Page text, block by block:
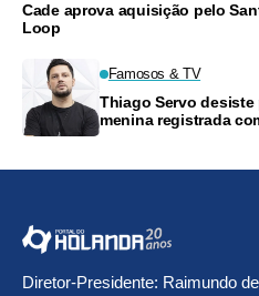
Cade aprova aquisição pelo
Loop
Famosos & TV
Thiago Servo
menina registrada
Diretor-Presidente: Raimundo